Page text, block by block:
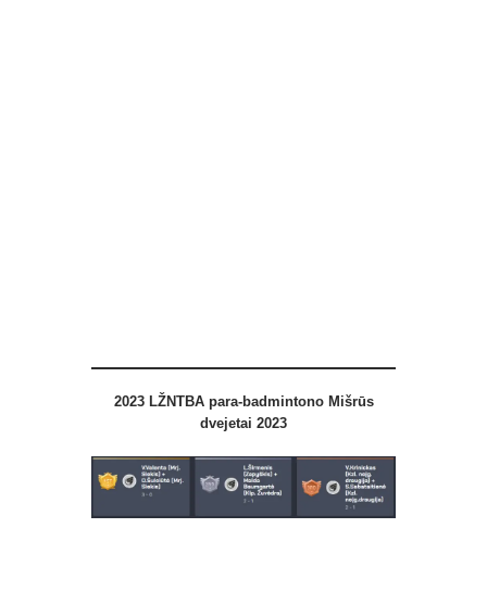
2023 LŽNTBA para-badmintono Mišrūs
dvejetai 2023